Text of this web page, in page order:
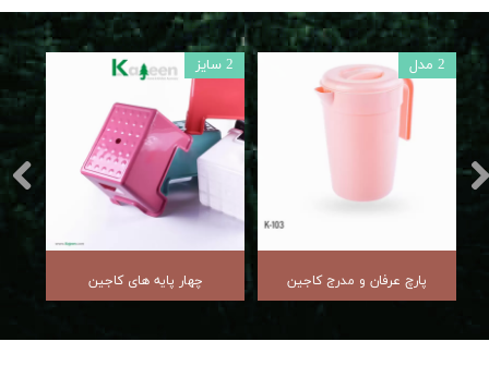
چهار پایه های کاجین
2 سایز
پارچ عرفان و مدرج کاجین
2 مدل